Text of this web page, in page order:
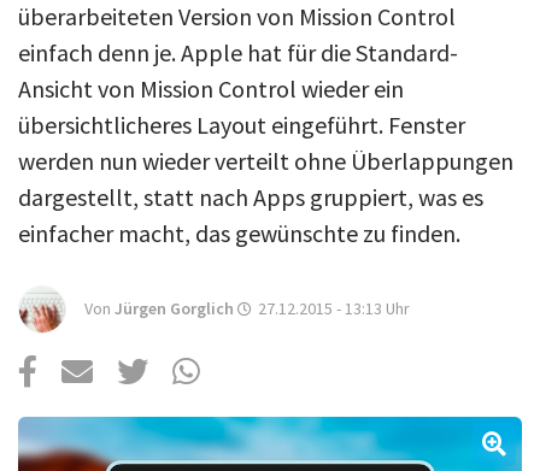
Tipps
Magazine
Über uns
Podcast
Mac Life+
Anmelden
überarbeiteten Version von Mission Control
einfach denn je. Apple hat für die Standard-
Ansicht von Mission Control wieder ein
übersichtlicheres Layout eingeführt. Fenster
werden nun wieder verteilt ohne Überlappungen
dargestellt, statt nach Apps gruppiert, was es
einfacher macht, das gewünschte zu finden.
Von Jürgen Gorglich 27.12.2015 - 13:13 Uhr